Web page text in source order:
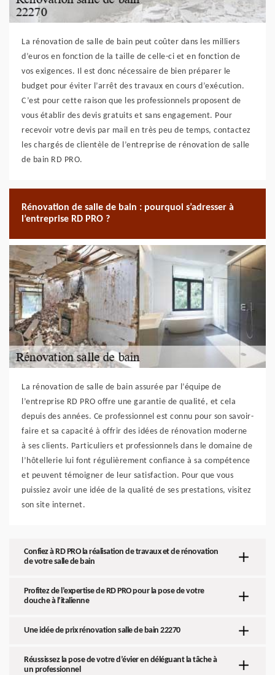
La rénovation de salle de bain peut coûter dans les milliers
d’euros en fonction de la taille de celle-ci et en fonction de
vos exigences. Il est donc nécessaire de bien préparer le
budget pour éviter l’arrêt des travaux en cours d’exécution.
C’est pour cette raison que les professionnels proposent de
vous établir des devis gratuits et sans engagement. Pour
recevoir votre devis par mail en très peu de temps, contactez
les chargés de clientèle de l’entreprise de rénovation de salle
de bain RD PRO.
Rénovation de salle de bain : pourquoi s’adresser à
l’entreprise RD PRO ?
La rénovation de salle de bain assurée par l’équipe de
l’entreprise RD PRO offre une garantie de qualité, et cela
depuis des années. Ce professionnel est connu pour son savoir-
faire et sa capacité à offrir des idées de rénovation moderne
à ses clients. Particuliers et professionnels dans le domaine de
l’hôtellerie lui font régulièrement confiance à sa compétence
et peuvent témoigner de leur satisfaction. Pour que vous
puissiez avoir une idée de la qualité de ses prestations, visitez
son site internet.
Confiez à RD PRO la réalisation de travaux et de rénovation
de votre salle de bain
Profitez de l’expertise de RD PRO pour la pose de votre
douche à l’italienne
Une idée de prix rénovation salle de bain 22270
Réussissez la pose de votre d’évier en déléguant la tâche à
un professionnel